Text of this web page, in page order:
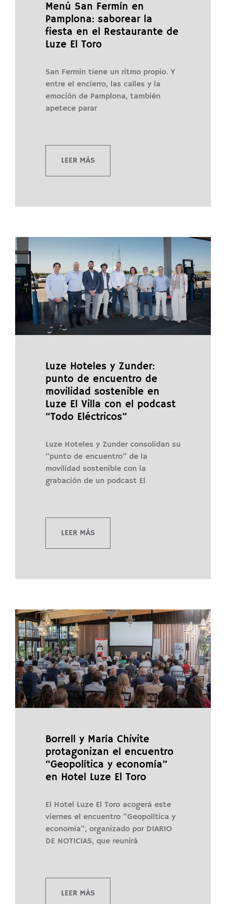
Menú San Fermín en
Pamplona: saborear la
fiesta en el Restaurante de
Luze El Toro
San Fermín tiene un ritmo propio. Y
entre el encierro, las calles y la
emoción de Pamplona, también
apetece parar
LEER MÁS
Luze Hoteles y Zunder:
punto de encuentro de
movilidad sostenible en
Luze El Villa con el podcast
“Todo Eléctricos”
Luze Hoteles y Zunder consolidan su
“punto de encuentro” de la
movilidad sostenible con la
grabación de un podcast El
LEER MÁS
Borrell y María Chivite
protagonizan el encuentro
“Geopolítica y economía”
en Hotel Luze El Toro
El Hotel Luze El Toro acogerá este
viernes el encuentro “Geopolítica y
economía”, organizado por DIARIO
DE NOTICIAS, que reunirá
LEER MÁS